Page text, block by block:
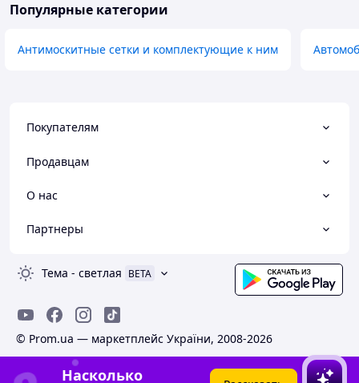
Популярные категории
Антимоскитные сетки и комплектующие к ним
Покупателям
Продавцам
О нас
Партнеры
Тема - светлая BETA
© Prom.ua — маркетплейс України, 2008-2026
Насколько